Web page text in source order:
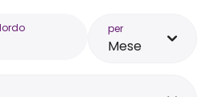
per
Mese